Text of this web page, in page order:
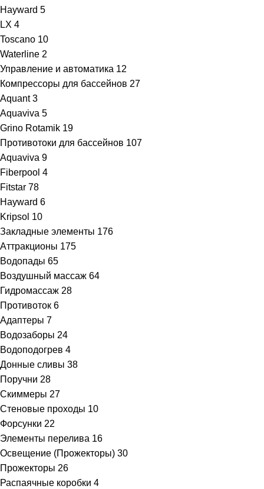
Hayward 5
LX 4
Toscano 10
Waterline 2
Управление и автоматика 12
Компрессоры для бассейнов 27
Aquant 3
Aquaviva 5
Grino Rotamik 19
Противотоки для бассейнов 107
Aquaviva 9
Fiberpool 4
Fitstar 78
Hayward 6
Kripsol 10
Закладные элементы 176
Аттракционы 175
Водопады 65
Воздушный массаж 64
Гидромассаж 28
Противоток 6
Адаптеры 7
Водозаборы 24
Водоподогрев 4
Донные сливы 38
Поручни 28
Скиммеры 27
Стеновые проходы 10
Форсунки 22
Элементы перелива 16
Освещение (Прожекторы) 30
Прожекторы 26
Распаячные коробки 4